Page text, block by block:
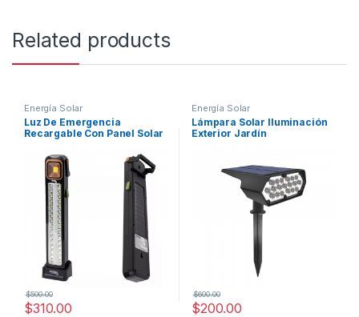
Related products
Energía Solar
Luz De Emergencia
Recargable Con Panel Solar
$310.00
$500.00
Energía Solar
Lámpara Solar Iluminación
Exterior Jardín
$200.00
$600.00